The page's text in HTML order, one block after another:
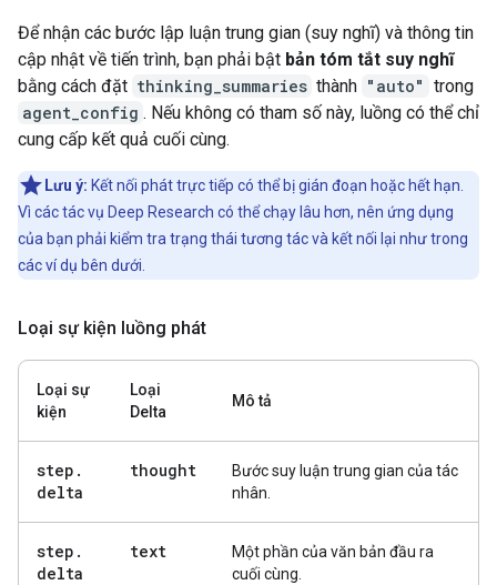
Để nhận các bước lập luận trung gian (suy nghĩ) và thông tin
cập nhật về tiến trình, bạn phải bật bản tóm tắt suy nghĩ
bằng cách đặt thinking_summaries thành "auto" trong
agent_config . Nếu không có tham số này, luồng có thể chỉ
cung cấp kết quả cuối cùng.
Lưu ý: Kết nối phát trực tiếp có thể bị gián đoạn hoặc hết hạn.
Vì các tác vụ Deep Research có thể chạy lâu hơn, nên ứng dụng
của bạn phải kiểm tra trạng thái tương tác và kết nối lại như trong
các ví dụ bên dưới.
Loại sự kiện luồng phát
Loại sự
kiện
Loại
Delta
Mô tả
step .
delta
thought
Bước suy luận trung gian của tác
nhân.
step .
delta
text
Một phần của văn bản đầu ra
cuối cùng.